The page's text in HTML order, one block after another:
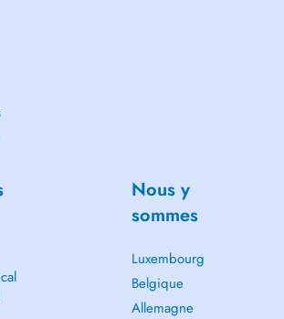
Nous y
sommes
Luxembourg
Belgique
Allemagne